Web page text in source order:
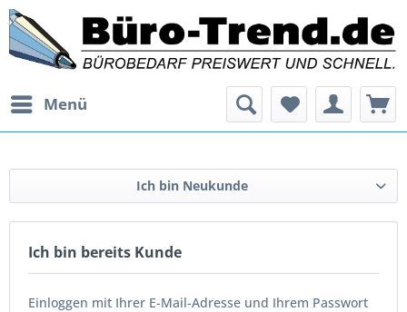
Menü
Ich bin Neukunde
Ich bin bereits Kunde
Einloggen mit Ihrer E-Mail-Adresse und Ihrem Passwort